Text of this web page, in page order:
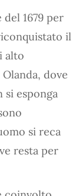
del 1679 per
il
alto
dove
esponga
si reca
resta per